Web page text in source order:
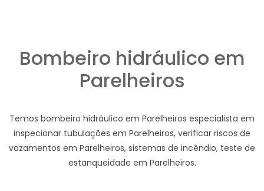
Bombeiro hidráulico em
Parelheiros
Temos bombeiro hidráulico em Parelheiros especialista em
inspecionar tubulações em Parelheiros, verificar riscos de
vazamentos em Parelheiros, sistemas de incêndio, teste de
estanqueidade em Parelheiros.